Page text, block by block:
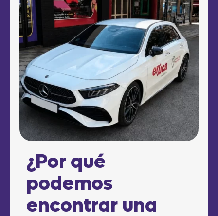
¿Por qué
podemos
encontrar una